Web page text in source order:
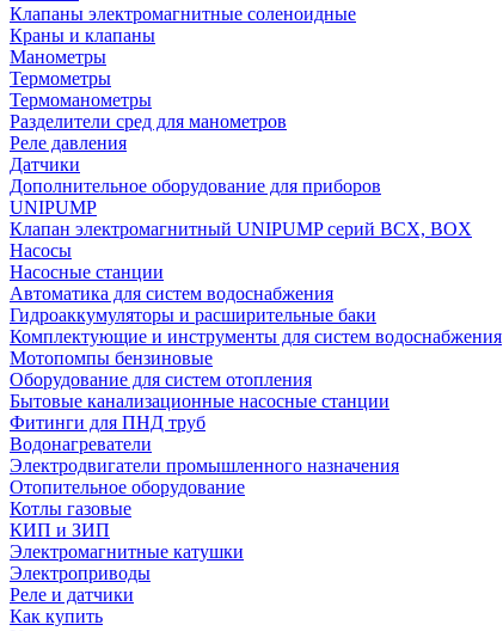
Клапаны электромагнитные соленоидные
Краны и клапаны
Манометры
Термометры
Термоманометры
Разделители сред для манометров
Реле давления
Датчики
Дополнительное оборудование для приборов
UNIPUMP
Клапан электромагнитный UNIPUMP серий BCX, BOX
Насосы
Насосные станции
Автоматика для систем водоснабжения
Гидроаккумуляторы и расширительные баки
Комплектующие и инструменты для систем водоснабжения
Мотопомпы бензиновые
Оборудование для систем отопления
Бытовые канализационные насосные станции
Фитинги для ПНД труб
Водонагреватели
Электродвигатели промышленного назначения
Отопительное оборудование
Котлы газовые
КИП и ЗИП
Электромагнитные катушки
Электроприводы
Реле и датчики
Как купить